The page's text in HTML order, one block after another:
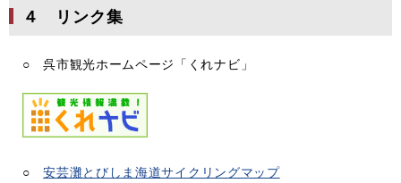
４ リンク集
○ 呉市観光ホームページ「くれナビ」
○安芸灘とびしま海道サイクリングマップ